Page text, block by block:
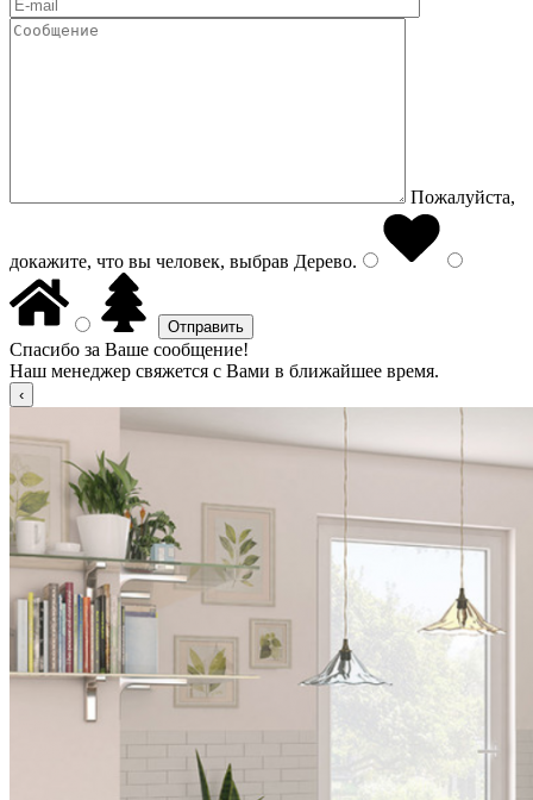
Пожалуйста,
докажите, что вы человек, выбрав Дерево.
Спасибо за Ваше сообщение!
Наш менеджер свяжется с Вами в ближайшее время.